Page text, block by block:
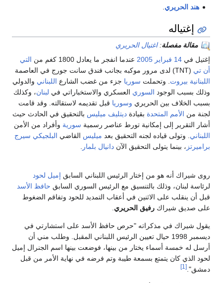
هند الحريري
إغتياله
مقالة مفصلة:اغتيال الحريري
إغتيل في 14 فبراير 2005 عندما انفجر ما يعادل 1800 كغم من
التي
أن تي (TNT) لدى مرور موكبه بجانب فندق سانت جورج في العاصمة
اللبنانية بيروت. وتحملت سوريا جزء من غضب الشارع اللبناني والدولي
وذلك بسبب الوجود السوري العسكري والاستخباراتي في لبنان، وكذلك
بسبب الخلاف بين الحريري وسوريا قبل تقديمه لاستقالته. وقد قامت
لجنة من الأمم المتحدة بقيادة ديتليف ميليس بالتحقيق في الحادث حيث
أشار التقرير إلى إمكانية تورط عناصر رسمية سورية وأفراد من الأمن
اللبناني. وتولى قياده لجنه التحقيق بعد ميليس القاضي البلجيكي سيرج
براميرتز ، بينما يتولى التحقيق الآن دانيال بلمار .
روى شيراك أنه هو من إختار الرئيس اللبناني السابق إميل لحود
لرئاسة لبنان، وذلك بالتنسيق مع الرئيس السوري السابق حافظ الأسد
قبل أن ينقلب على الاثنين في أعقاب التمديد للحود وتفاقم الضغوط
على صديق شيراك رفيق الحريري.
يقول شيراك في مذكراته "حرص حافظ الأسد على استشارتي في
ديسمبر 1998 حيال تعيين الرئيس اللبناني المقبل. وطلب مني أن
أرسل له خمسة أسماء يختار من بينها، فوضعت بينها اسم الجنرال إميل
لحود الذي كان يتمتع بسمعة طيبة وتم فرضه في نهاية الأمر من قبل
دمشق".[1]